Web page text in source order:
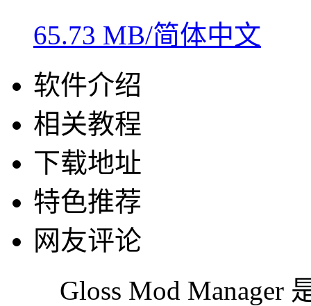
65.73 MB/简体中文
软件介绍
相关教程
下载地址
特色推荐
网友评论
Gloss Mod Manager